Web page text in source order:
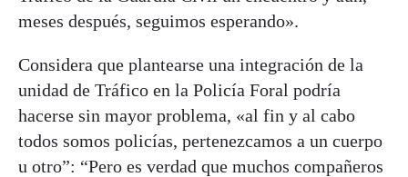
meses después, seguimos esperando».
Considera que plantearse una integración de la
unidad de Tráfico en la Policía Foral podría
hacerse sin mayor problema, «al fin y al cabo
todos somos policías, pertenezcamos a un cuerpo
u otro”: “Pero es verdad que muchos compañeros